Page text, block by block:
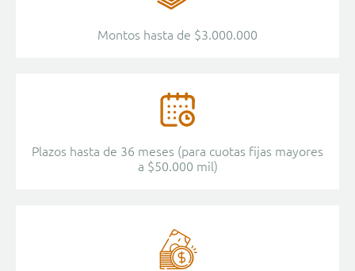
Montos hasta de $3.000.000
Plazos hasta de 36 meses (para cuotas fijas mayores
a $50.000 mil)